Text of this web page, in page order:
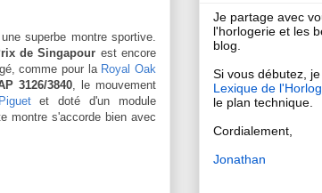
superbe montre sportive.
de Singapour est encore
comme pour la Royal Oak
3126/3840, le mouvement
et doté d'un module
montre s'accorde bien avec
Je partage avec
l'horlogerie et les
blog.
Si vous débutez,
Lexique de
le plan technique.
Cordialement,
Jonathan